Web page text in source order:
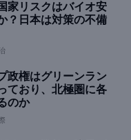
家リスクはバイオ安
？日本は対策の不備
政権はグリーンラン
ており、北極圏に各
のか